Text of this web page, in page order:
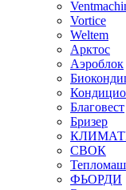
Vortice
Weltem
Арктос
Аэроблок
Благовест
Бризер
СВОК
Тепломаш
ФЬОРДИ